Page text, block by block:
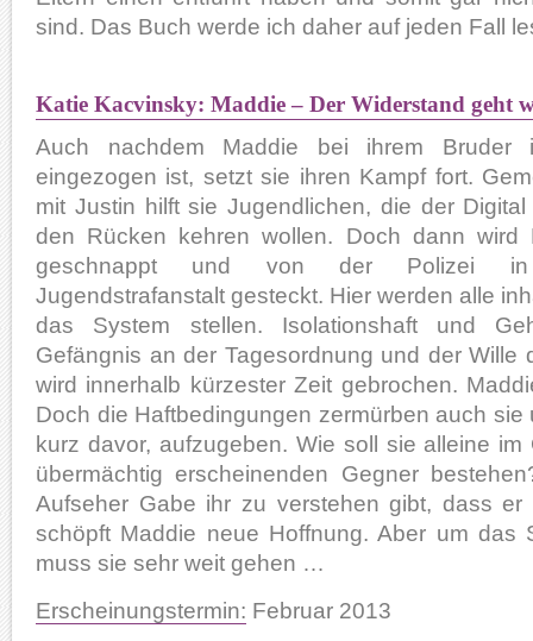
sind. Das Buch werde ich daher auf jeden Fall
Katie Kacvinsky: Maddie – Der Widerstand geht
Auch nachdem Maddie bei ihrem Bruder
eingezogen ist, setzt sie ihren Kampf fort.
mit Justin hilft sie Jugendlichen, die der Digital
den Rücken kehren wollen. Doch dann wird
geschnappt und von der Polizei
Jugendstrafanstalt gesteckt. Hier werden alle
das System stellen. Isolationshaft und
Gefängnis an der Tagesordnung und der Wille
wird innerhalb kürzester Zeit gebrochen.
Doch die Haftbedingungen zermürben auch
kurz davor, aufzugeben. Wie soll sie alleine
übermächtig erscheinenden Gegner
Aufseher Gabe ihr zu verstehen gibt, dass er
schöpft Maddie neue Hoffnung. Aber um das
muss sie sehr weit gehen …
Erscheinungstermin: Februar 2013